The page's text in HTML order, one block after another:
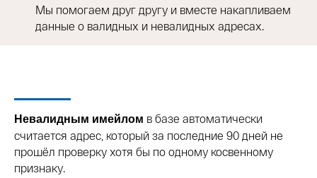
Мы помогаем друг другу и вместе накапливаем
данные о валидных и невалидных адресах.
Невалидным имейлом в базе автоматически
считается адрес, который за последние 90 дней не
прошёл проверку хотя бы по одному косвенному
признаку.